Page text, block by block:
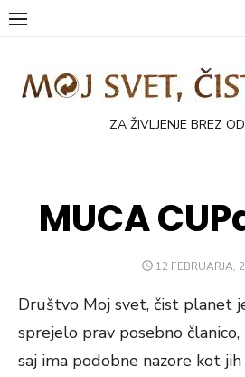
Skip
ZA ŽIVLJENJE BREZ
MUCA
POSTED
12 FEBRUARJA,
Društvo Moj svet, čist planet
sprejelo prav posebno
saj ima podobne nazore kot